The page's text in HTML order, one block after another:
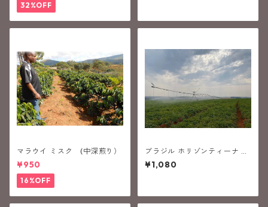
32%OFF
マラウイ ミスク (中深煎り）
¥950
16%OFF
ブラジル ホリゾンティーナ ア
レグリア (中煎り）
¥1,080